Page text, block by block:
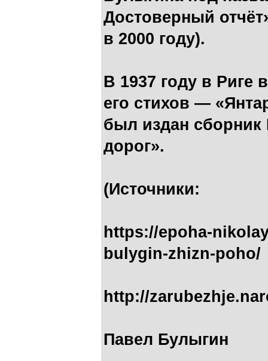
Достоверный
в 2000 году).
В 1937 году в Риге
его стихов —
был издан
дорог».
(Источники:
https://epoha-
bulygin-zhizn-poho/
http://
Павел Булыгин